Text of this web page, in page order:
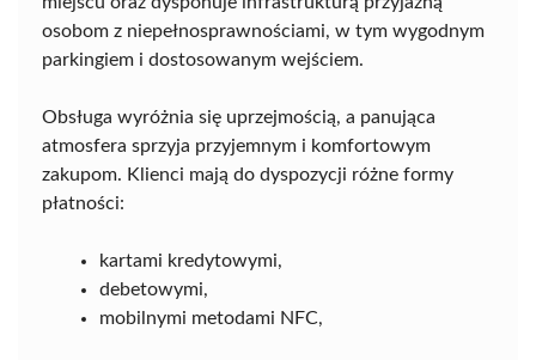
osobom z niepełnosprawnościami, w tym wygodnym
parkingiem i dostosowanym wejściem.
Obsługa wyróżnia się uprzejmością, a panująca
atmosfera sprzyja przyjemnym i komfortowym
zakupom. Klienci mają do dyspozycji różne formy
płatności:
kartami kredytowymi,
debetowymi,
mobilnymi metodami NFC,